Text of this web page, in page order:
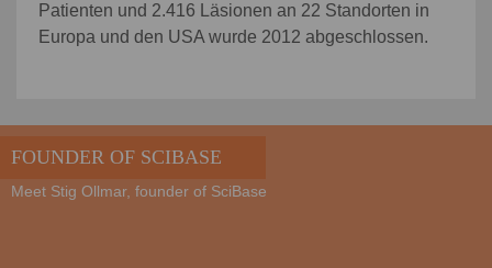
Patienten und 2.416 Läsionen an 22 Standorten in
Europa und den USA wurde 2012 abgeschlossen.
FOUNDER OF SCIBASE
Meet Stig Ollmar, founder of SciBase